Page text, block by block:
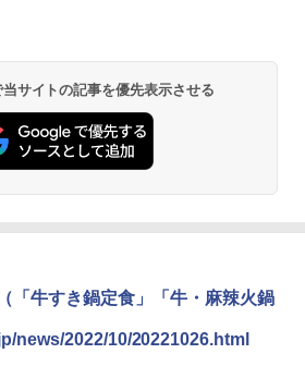
サイトの記事を優先表示させる
「牛すき鍋定食」「牛・麻辣火鍋
news/2022/10/20221026.html